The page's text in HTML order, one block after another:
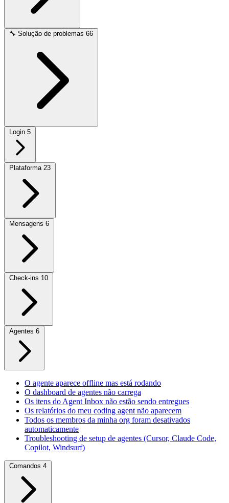
🔧 Solução de problemas 66
Login 5
Plataforma 23
Mensagens 6
Check-ins 10
Agentes 6
O agente aparece offline mas está rodando
O dashboard de agentes não carrega
Os itens do Agent Inbox não estão sendo entregues
Os relatórios do meu coding agent não aparecem
Todos os membros da minha org foram desativados
automaticamente
Troubleshooting de setup de agentes (Cursor, Claude Code,
Copilot, Windsurf)
Comandos 4